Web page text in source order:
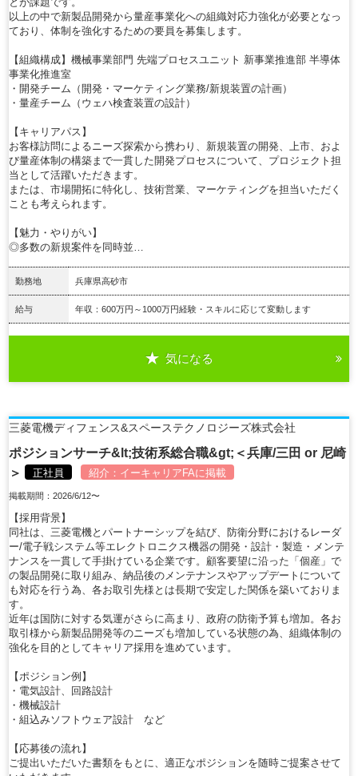
以上の中で新製品開発から量産事業化への組織対応力強化が必要となっ
ており、体制を強化するための要員を募集します。
【組織構成】機械事業部門 先端プロセスユニット 新事業推進部 半導体
事業化推進室
・開発チーム（開発・マーケティング業務/新規装置の計画）
・量産チーム（ウェハ検査装置の設計）
【キャリアパス】
お客様訪問によるニーズ探索から携わり、新規装置の開発、上市、およ
び量産体制の構築まで一貫した開発プロセスについて、プロジェクト担
当として活躍いただきます。
または、市場開拓に特化し、技術営業、マーケティングを担当いただく
ことも考えられます。
【魅力・やりがい】
◎多数の新規案件を同時並…
勤務地 兵庫県高砂市
給与 年収：600万円～1000万円経験・スキルに応じて変動します
気になる
三菱電機ディフェンス&スペーステクノロジーズ株式会社
ポジションサーチ&lt;技術系総合職&gt;＜兵庫/三田 or 尼崎
＞
正社員 紹介： イーキャリアFAに掲載
掲載期間：2026/6/12〜
【採用背景】
同社は、三菱電機とパートナーシップを結び、防衛分野におけるレーダ
ー/電子戦システム等エレクトロニクス機器の開発・設計・製造・メンテ
ナンスを一貫して手掛けている企業です。顧客要望に沿った「個産」で
の製品開発に取り組み、納品後のメンテナンスやアップデートについて
も対応を行う為、各お取引先様とは長期で安定した関係を築いておりま
す。
近年は国防に対する気運がさらに高まり、政府の防衛予算も増加。各お
取引様から新製品開発等のニーズも増加している状態の為、組織体制の
強化を目的としてキャリア採用を進めています。
【ポジション例】
・電気設計、回路設計
・機械設計
・組込みソフトウェア設計 など
【応募後の流れ】
ご提出いただいた書類をもとに、適正なポジションを随時ご提案させて